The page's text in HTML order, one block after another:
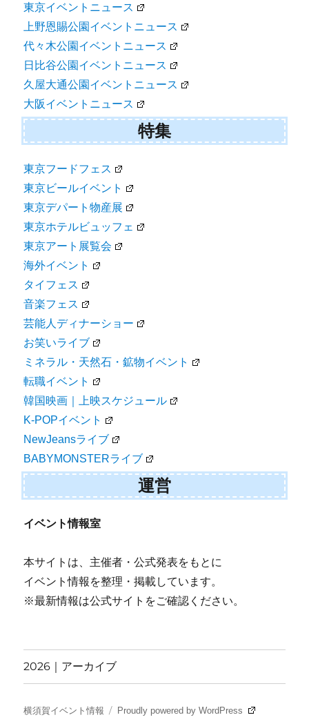
東京イベントニュース
上野恩賜公園イベントニュース
代々木公園イベントニュース
日比谷公園イベントニュース
久屋大通公園イベントニュース
大阪イベントニュース
特集
東京フードフェス
東京ビールイベント
東京デパート物産展
東京ホテルビュッフェ
東京アート展覧会
海外イベント
タイフェス
音楽フェス
芸能人ディナーショー
お笑いライブ
ミネラル・天然石・鉱物イベント
転職イベント
韓国映画｜上映スケジュール
K-POPイベント
NewJeansライブ
BABYMONSTERライブ
運営
イベント情報室
本サイトは、主催者・公式発表をもとに
イベント情報を整理・掲載しています。
※最新情報は公式サイトをご確認ください。
2026｜アーカイブ
横須賀イベント情報 Proudly powered by WordPress